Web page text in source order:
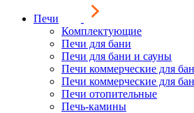
Печи
Комплектующие
Печи для бани
Печи для бани и сауны
Печи коммерческие для
Печи коммерческие для
Печи отопительные
Печь-камины